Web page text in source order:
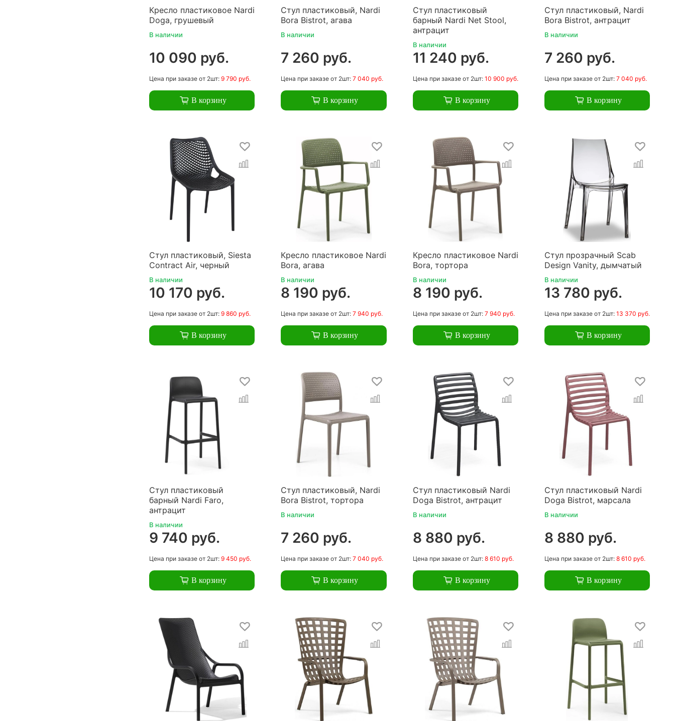
Кресло пластиковое Nardi
Doga, грушевый
В наличии
10 090 руб.
Цена при заказе от 2шт:9 790 руб.
В корзину
Стул пластиковый, Nardi
Bora Bistrot, агава
В наличии
7 260 руб.
Цена при заказе от 2шт:7 040 руб.
В корзину
Стул пластиковый
барный Nardi Net Stool,
антрацит
В наличии
11 240 руб.
Цена при заказеот 2шт: 10 900 руб.
В корзину
Стул пластиковый, Nardi
Bora Bistrot, антрацит
В наличии
7 260 руб.
Цена при заказеот 2шт: 7 040 руб.
В корзину
Стул пластиковый, Siesta
Contract Air, черный
В наличии
10 170 руб.
Цена при заказе от 2шт:9 860 руб.
В корзину
Кресло пластиковое Nardi
Bora, агава
В наличии
8 190 руб.
Цена при заказе от 2шт:7 940 руб.
В корзину
Кресло пластиковое Nardi
Bora, тортора
В наличии
8 190 руб.
Цена при заказеот 2шт: 7 940 руб.
В корзину
Стул прозрачный Scab
Design Vanity, дымчатый
В наличии
13 780 руб.
Цена при заказеот 2шт: 13 370 руб.
В корзину
Стул пластиковый
барный Nardi Faro,
антрацит
В наличии
9 740 руб.
Цена при заказе от 2шт:9 450 руб.
В корзину
Стул пластиковый, Nardi
Bora Bistrot, тортора
В наличии
7 260 руб.
Цена при заказе от 2шт:7 040 руб.
В корзину
Стул пластиковый Nardi
Doga Bistrot, антрацит
В наличии
8 880 руб.
Цена при заказеот 2шт: 8 610 руб.
В корзину
Стул пластиковый Nardi
Doga Bistrot, марсала
В наличии
8 880 руб.
Цена при заказеот 2шт: 8 610 руб.
В корзину